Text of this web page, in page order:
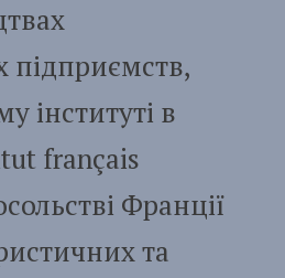
підприємств,
інституті в
français
Франції
та